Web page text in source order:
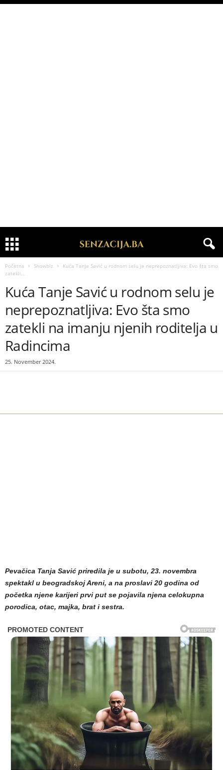
Početna Showbiz
Kuća Tanje Savić u rodnom selu je neprepoznatljiva: Evo šta smo
zatekli...
Kuća Tanje Savić u rodnom selu je
neprepoznatljiva: Evo šta smo
zatekli na imanju njenih roditelja u
Radincima
25. November 2024.
Pevačica Tanja Savić priredila je u subotu, 23. novembra
spektakl u beogradskoj Areni, a na proslavi 20 godina od
početka njene karijeri prvi put se pojavila njena celokupna
porodica, otac, majka, brat i sestra.